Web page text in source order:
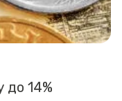
до 14%